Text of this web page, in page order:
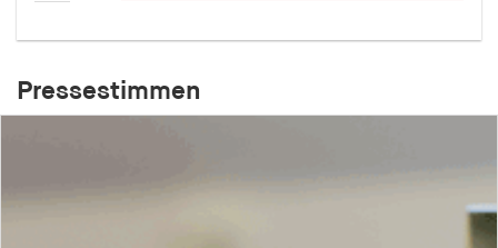
Pressestimmen